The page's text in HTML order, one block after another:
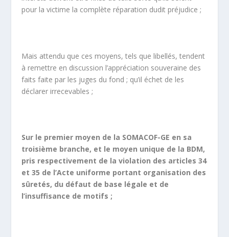
pour la victime la complète réparation dudit préjudice ;
Mais attendu que ces moyens, tels que libellés, tendent
à remettre en discussion l’appréciation souveraine des
faits faite par les juges du fond ; qu’il échet de les
déclarer irrecevables ;
Sur le premier moyen de la SOMACOF-GE en sa
troisième branche, et le moyen unique de la BDM,
pris respectivement de la violation des articles 34
et 35 de l’Acte uniforme portant organisation des
sûretés, du défaut de base légale et de
l’insuffisance de motifs ;